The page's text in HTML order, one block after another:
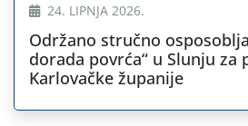
24. LIPNJA 2026.
Održano stručno
dorada povrća“ u Slunju
Karlovačke županije